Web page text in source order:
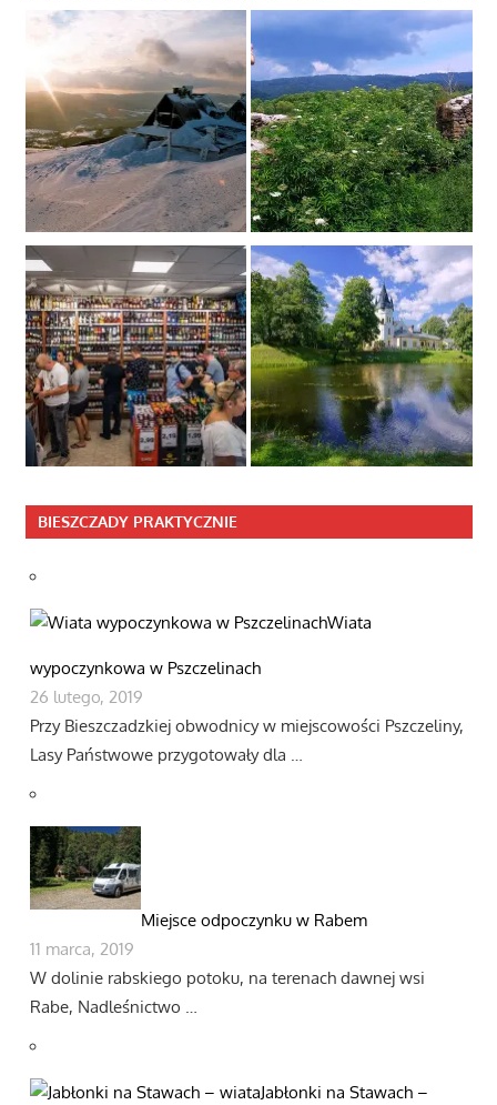
BIESZCZADY PRAKTYCZNIE
Wiata
wypoczynkowa w Pszczelinach
26 lutego, 2019
Przy Bieszczadzkiej obwodnicy w miejscowości Pszczeliny,
Lasy Państwowe przygotowały dla …
Miejsce odpoczynku w Rabem
11 marca, 2019
W dolinie rabskiego potoku, na terenach dawnej wsi
Rabe, Nadleśnictwo …
Jabłonki na Stawach –